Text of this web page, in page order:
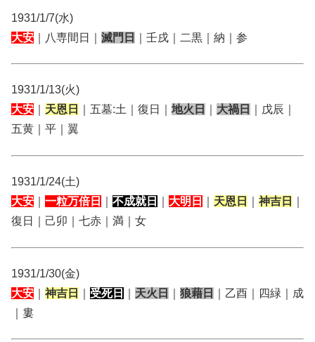
1931/1/7(水)
大安 ｜八専間日｜ 滅門日 ｜壬戌｜二黒｜納｜参
1931/1/13(火)
大安
天恩日 ｜五墓:土｜復日｜ 地火日 大禍日
｜戊辰｜
五黄｜平｜翼
1931/1/24(土)
大安
一粒万倍日 不成就日 大明日 天恩日 神吉日
復日｜己卯｜七赤｜満｜女
1931/1/30(金)
大安
神吉日 受死日 天火日 狼藉日
｜乙酉｜四緑｜成
｜婁